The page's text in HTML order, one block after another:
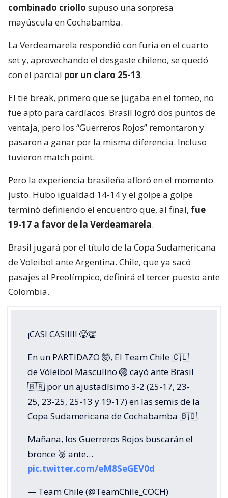
combinado criollo supuso una sorpresa
mayúscula en Cochabamba.
La Verdeamarela respondió con furia en el cuarto
set y, aprovechando el desgaste chileno, se quedó
con el parcial por un claro 25-13.
El tie break, primero que se jugaba en el torneo, no
fue apto para cardíacos. Brasil logró dos puntos de
ventaja, pero los “Guerreros Rojos” remontaron y
pasaron a ganar por la misma diferencia. Incluso
tuvieron match point.
Pero la experiencia brasileña afloró en el momento
justo. Hubo igualdad 14-14 y el golpe a golpe
terminó definiendo el encuentro que, al final, fue
19-17 a favor de la Verdeamarela.
Brasil jugará por el título de la Copa Sudamericana
de Voleibol ante Argentina. Chile, que ya sacó
pasajes al Preolímpico, definirá el tercer puesto ante
Colombia.
¡CASI CASIIII! 🥵👏
En un PARTIDAZO 🤯, El Team Chile 🇨🇱
de Vóleibol Masculino 🏐 cayó ante Brasil
🇧🇷 por un ajustadísimo 3-2 (25-17, 23-
25, 23-25, 25-13 y 19-17) en las semis de la
Copa Sudamericana de Cochabamba 🇧🇴.
Mañana, los Guerreros Rojos buscarán el
bronce 🥉 ante…
pic.twitter.com/eM8SeGEV0d
— Team Chile (@TeamChile_COCH)